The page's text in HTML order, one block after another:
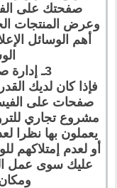
صفحتك على
وعرض المنتجات
أهم الوسائل
3ـ إدارة صفحات الغير عبر الفيسبوك
فإذا كان لديك
صفحات على
مشروع تجاري
يعملون بها نظرا
أو لعدم إمتلاكهم
عليك سوى عمل